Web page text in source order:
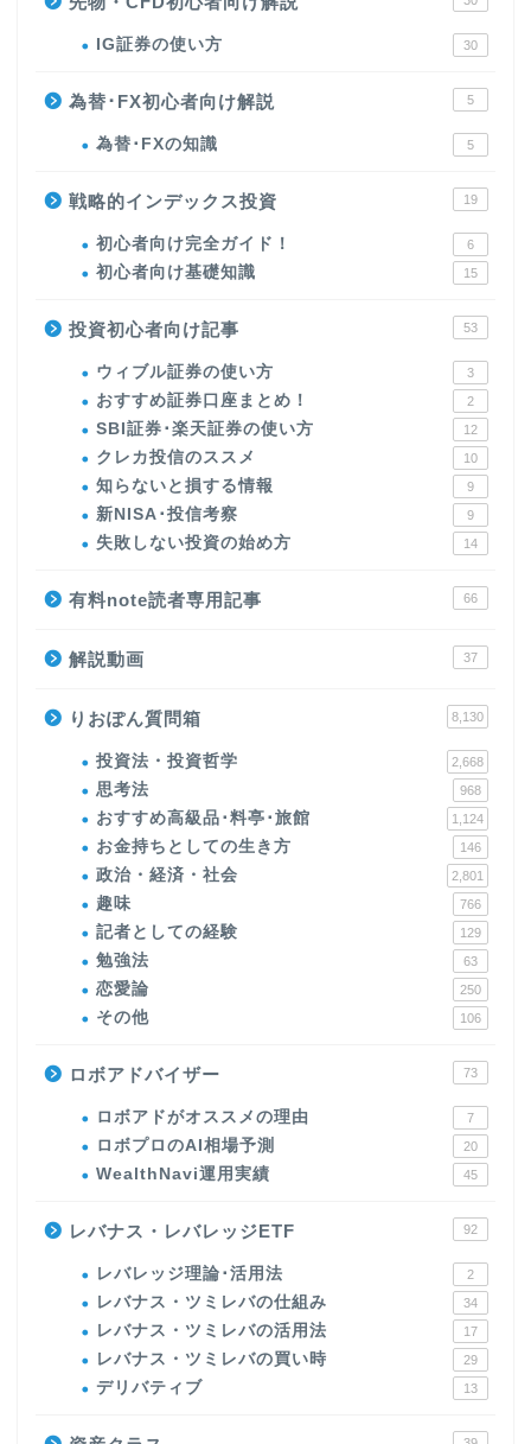
IG証券の使い方 30
為替･FX初心者向け解説 5
為替･FXの知識 5
戦略的インデックス投資 19
初心者向け完全ガイド！ 6
初心者向け基礎知識 15
投資初心者向け記事 53
ウィブル証券の使い方 3
おすすめ証券口座まとめ！ 2
SBI証券･楽天証券の使い方 12
クレカ投信のススメ 10
知らないと損する情報 9
新NISA･投信考察 9
失敗しない投資の始め方 14
有料note読者専用記事 66
解説動画 37
りおぽん質問箱 8,130
投資法・投資哲学 2,668
思考法 968
おすすめ高級品･料亭･旅館 1,124
お金持ちとしての生き方 146
政治・経済・社会 2,801
趣味 766
記者としての経験 129
勉強法 63
恋愛論 250
その他 106
ロボアドバイザー 73
ロボアドがオススメの理由 7
ロボプロのAI相場予測 20
WealthNavi運用実績 45
レバナス・レバレッジETF 92
レバレッジ理論･活用法 2
レバナス・ツミレバの仕組み 34
レバナス・ツミレバの活用法 17
レバナス・ツミレバの買い時 29
デリバティブ 13